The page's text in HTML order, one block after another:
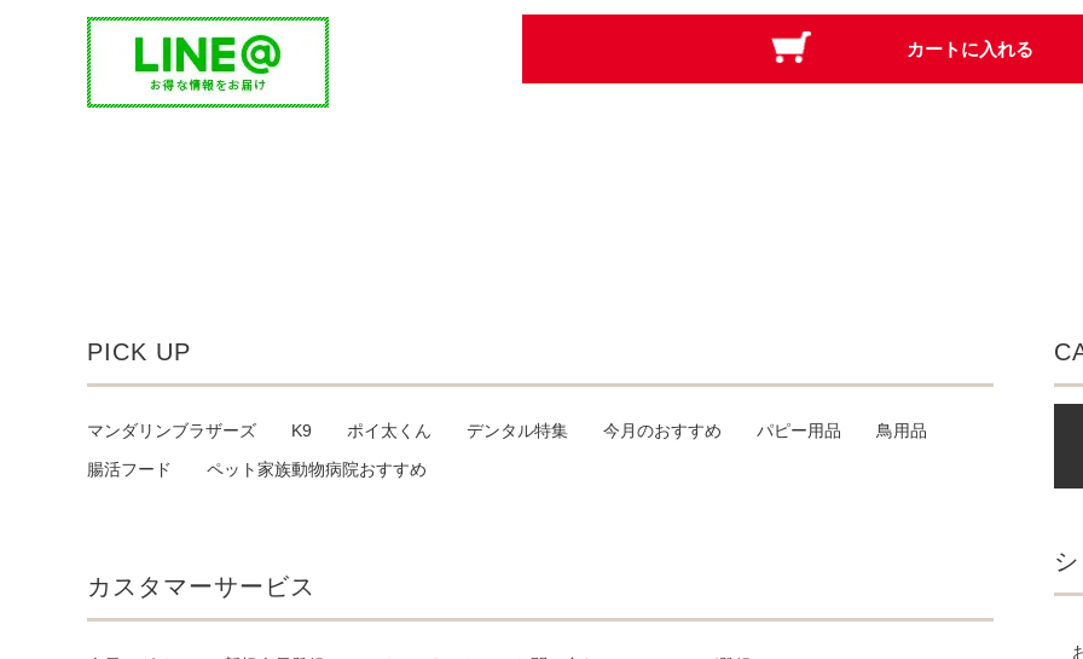
PICK UP
マンダリンブラザーズ K9 ポイ太くん デンタル特集 今月のおすすめ パピー用品
鳥用品
腸活フード
ペット家族動物病院おすすめ
カスタマーサービス